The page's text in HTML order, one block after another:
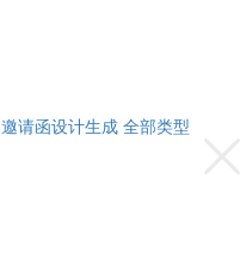
邀请函设计生成 全部类型